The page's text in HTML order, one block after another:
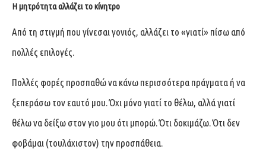
Η μητρότητα αλλάζει το κίνητρο
Από τη στιγμή που γίνεσαι γονιός, αλλάζει το «γιατί» πίσω από
πολλές επιλογές.
Πολλές φορές προσπαθώ να κάνω περισσότερα πράγματα ή να
ξεπεράσω τον εαυτό μου. Όχι μόνο γιατί το θέλω, αλλά γιατί
θέλω να δείξω στον γιο μου ότι μπορώ. Ότι δοκιμάζω. Ότι δεν
φοβάμαι (τουλάχιστον) την προσπάθεια.